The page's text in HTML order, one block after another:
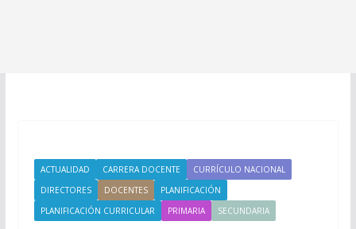
ACTUALIDAD CARRERA DOCENTE
CURRÍCULO NACIONAL
DIRECTORES
DOCENTES
PLANIFICACIÓN
PLANIFICACIÓN CURRICULAR
PRIMARIA SECUNDARIA